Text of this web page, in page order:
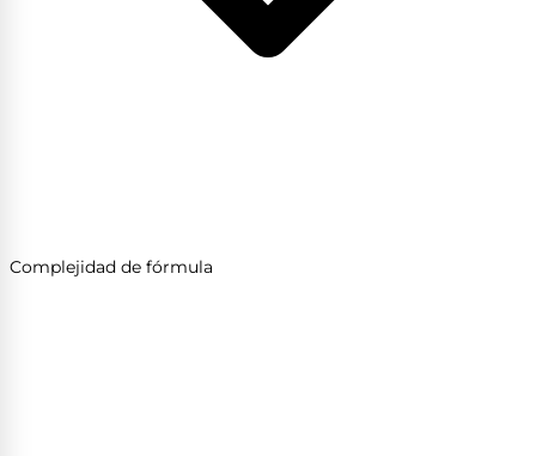
Complejidad de fórmula